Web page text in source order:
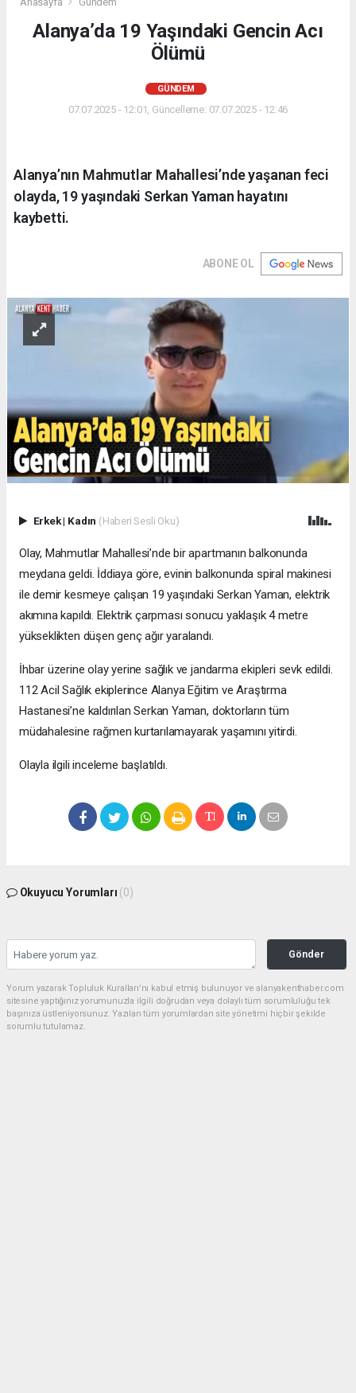
Alanya’da 19 Yaşındaki Gencin Acı
Ölümü
GÜNDEM
07.07.2025 - 12:01, Güncelleme: 07.07.2025 - 12:46
Alanya’nın Mahmutlar Mahallesi’nde yaşanan feci
olayda, 19 yaşındaki Serkan Yaman hayatını
kaybetti.
ABONE OL
Erkek| Kadın (Haberi Sesli Oku)
Olay, Mahmutlar Mahallesi’nde bir apartmanın balkonunda
meydana geldi. İddiaya göre, evinin balkonunda spiral makinesi
ile demir kesmeye çalışan 19 yaşındaki Serkan Yaman, elektrik
akımına kapıldı. Elektrik çarpması sonucu yaklaşık 4 metre
yükseklikten düşen genç ağır yaralandı.
İhbar üzerine olay yerine sağlık ve jandarma ekipleri sevk edildi.
112 Acil Sağlık ekiplerince Alanya Eğitim ve Araştırma
Hastanesi’ne kaldırılan Serkan Yaman, doktorların tüm
müdahalesine rağmen kurtarılamayarak yaşamını yitirdi.
Olayla ilgili inceleme başlatıldı.
Okuyucu Yorumları (0)
Gönder
Yorum yazarak Topluluk Kuralları’nı kabul etmiş bulunuyor ve alanyakenthaber.com
sitesine yaptığınız yorumunuzla ilgili doğrudan veya dolaylı tüm sorumluluğu tek
başınıza üstleniyorsunuz. Yazılan tüm yorumlardan site yönetimi hiçbir şekilde
sorumlu tutulamaz.